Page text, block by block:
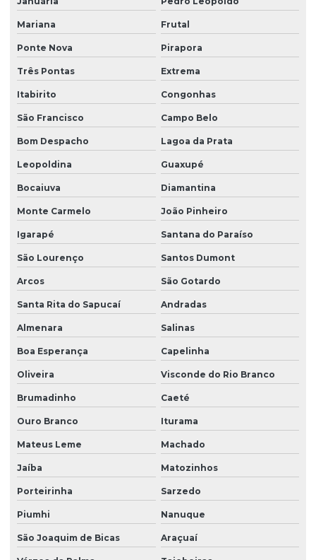
Mariana Frutal
Ponte Nova Pirapora
Três Pontas Extrema
Itabirito Congonhas
São Francisco Campo Belo
Bom Despacho Lagoa da Prata
Leopoldina Guaxupé
Bocaiuva Diamantina
Monte Carmelo João Pinheiro
Igarapé Santana do Paraíso
São Lourenço Santos Dumont
Arcos São Gotardo
Santa Rita do Sapucaí Andradas
Almenara Salinas
Boa Esperança Capelinha
Oliveira Visconde do Rio Branco
Brumadinho Caeté
Ouro Branco Iturama
Mateus Leme Machado
Jaíba Matozinhos
Porteirinha Sarzedo
Piumhi Nanuque
São Joaquim de Bicas Araçuaí